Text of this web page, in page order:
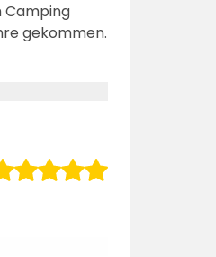
Camping
gekommen.